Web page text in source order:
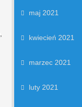
maj 2021
kwiecień 2021
marzec 2021
luty 2021